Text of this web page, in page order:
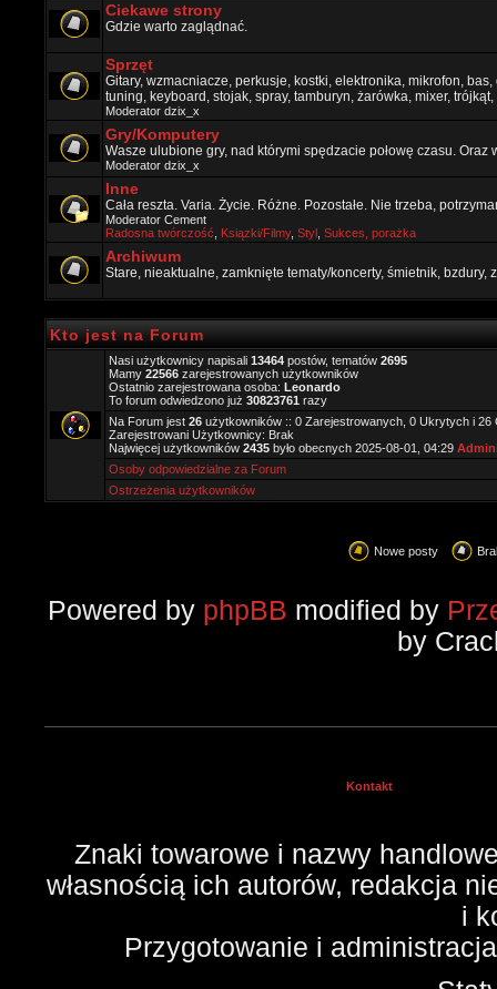
Ciekawe strony
Gdzie warto zaglądnać.
Sprzęt
Gitary, wzmacniacze, perkusje, kostki, elektronika, mikrofon,
tuning, keyboard, stojak, spray, tamburyn, żarówka, mixer, trójkąt,
Moderator dzix_x
Gry/Komputery
Wasze ulubione gry, nad którymi spędzacie połowę czasu.
Moderator dzix_x
Inne
Cała reszta. Varia. Życie. Różne. Pozostałe. Nie trzeba,
Moderator Cement
Radosna twórczość
Ksiązki/Filmy, Styl Sukces, porażka
Archiwum
Stare, nieaktualne, zamknięte tematy/koncerty, śmietnik, bzdury,
Kto jest na Forum
Nasi użytkownicy napisali 13464 postów, tematów 2695
Mamy 22566 zarejestrowanych użytkowników
Ostatnio zarejestrowana osoba: Leonardo
To forum odwiedzono już 30823761 razy
Na Forum jest 26 użytkowników :: 0 Zarejestrowanych, 0 Ukrytych i 26
Zarejestrowani Użytkownicy: Brak
Najwięcej użytkowników 2435 było obecnych 2025-08-01, 04:29
Osoby odpowiedzialne za Forum
Ostrzeżenia użytkowników
Nowe posty
Powered by phpBB modified by
by
Kontakt
Znaki towarowe i nazwy
własnością ich autorów, redakcja
i
Przygotowanie i